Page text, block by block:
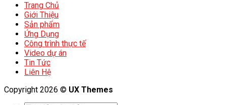
Trang Chủ
Giới Thiệu
Sản phẩm
Ứng Dụng
Công trình thực tế
Video dự án
Tin Tức
Liên Hệ
Copyright 2026 © UX Themes